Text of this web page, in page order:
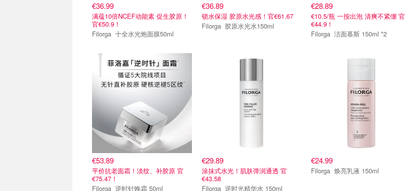
€36.99
满蕴10倍NCEF动能素 促生胶原！
官€50.9！
Filorga 十全水光炮面膜50ml
€36.89
锁水保湿 胶原水光感！官€61.67
Filorga 胶原水光水150ml
€28.89
€10.5/瓶 一按出泡 清爽不紧绷 官
€44.9！
Filorga 洁面慕斯 150ml *2
€53.89
平价抗老面霜！淡纹、补胶原 官
€75.47！
Filorga 逆时针晚霜 50ml
€29.89
涂抹式水光！肌肤弹润通透 官
€43.58
Filorga 逆时光精华水 150ml
€24.99
Filorga 焕亮乳液 150ml